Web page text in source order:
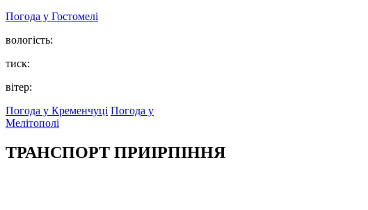
Погода у Гостомелі
вологість:
тиск:
вітер:
Погода у Кременчуці Погода у
Мелітополі
ТРАНСПОРТ ПРИІРПІННЯ